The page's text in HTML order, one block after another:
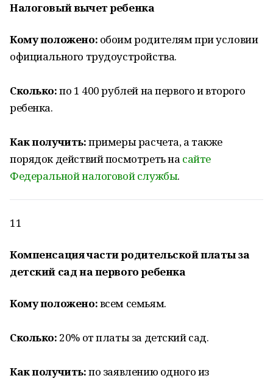
Налоговый вычет ребенка
Кому положено: обоим родителям при условии
официального трудоустройства.
Сколько:по 1 400 рублей на первого и второго
ребенка.
Как получить:примеры расчета, а также
порядок действий посмотреть на сайте
Федеральной налоговой службы.
11
Компенсация части родительской платы за
детский сад на первого ребенка
Кому положено:всем семьям.
Сколько: 20% от платы за детский сад.
Как получить:по заявлению одного из